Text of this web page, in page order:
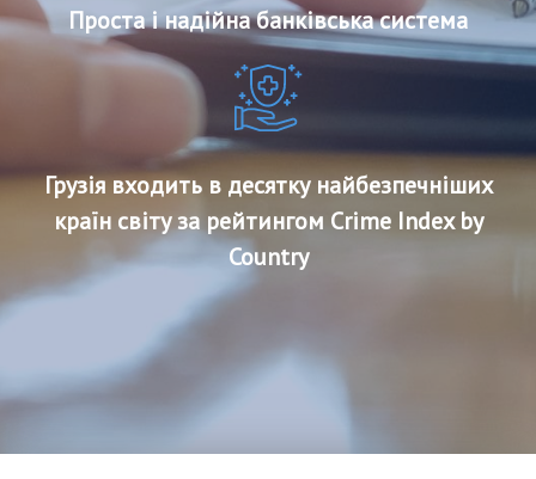
Проста і надійна банківська система
Грузія входить в десятку найбезпечніших
країн світу за рейтингом Crime Index by
Country